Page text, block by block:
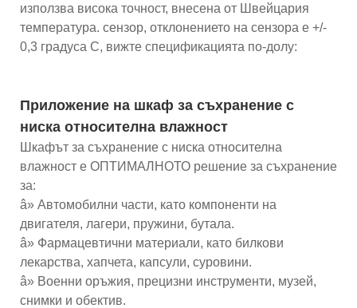
използва висока точност, внесена от Швейцария
температура. сензор, отклонението на сензора е +/-
0,3 градуса C, вижте спецификацията по-долу:
Приложение на шкаф за съхранение с
ниска относителна влажност
Шкафът за съхранение с ниска относителна
влажност е ОПТИМАЛНОТО решение за съхранение
за:
â» Автомобилни части, като компоненти на
двигателя, лагери, пружини, бутала.
â» Фармацевтични материали, като билкови
лекарства, хапчета, капсули, суровини.
â» Военни оръжия, прецизни инструменти, музей,
снимки и обектив.